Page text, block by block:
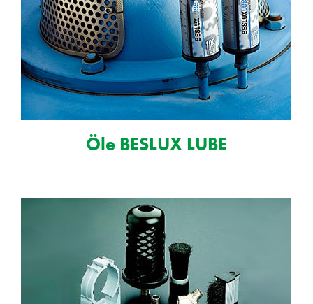
Öle BESLUX LUBE